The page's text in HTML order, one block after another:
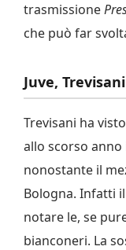
trasmissione
che può far
Juve,
Trevisani ha
allo scorso
nonostante il
Bologna. Infatti
notare le, se
bianconeri. La